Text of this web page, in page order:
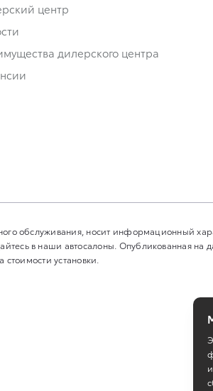
центр
дилерского центра
обслуживания, носит информационный
в наши автосалоны. Опубликованная на
установки.